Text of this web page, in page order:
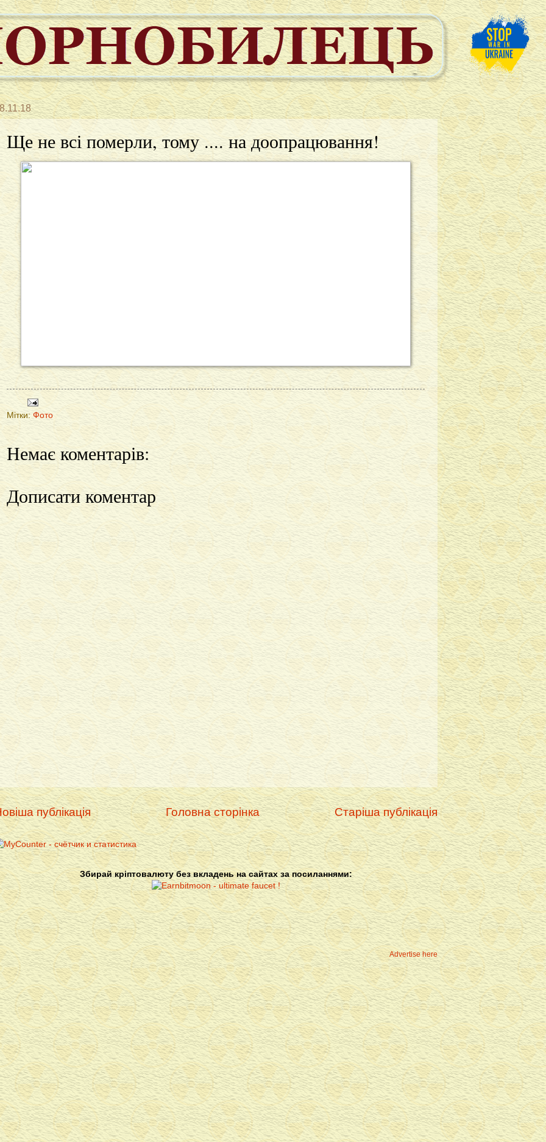
Ще не всі померли, тому .... на доопрацювання!
Мітки: Фото
Немає коментарів:
Дописати коментар
публікація Старіша публікація
Головна сторінка
Збирай кріптовалюту без вкладень на сайтах за посиланнями:
Advertise here